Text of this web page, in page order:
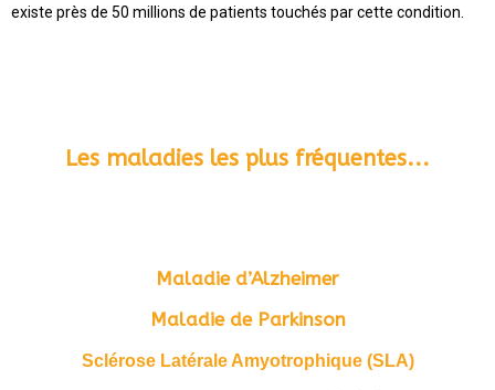
existe près de 50 millions de patients touchés par cette condition.
Les maladies les plus fréquentes...
Maladie d’Alzheimer
Maladie de Parkinson
Sclérose Latérale Amyotrophique (SLA)